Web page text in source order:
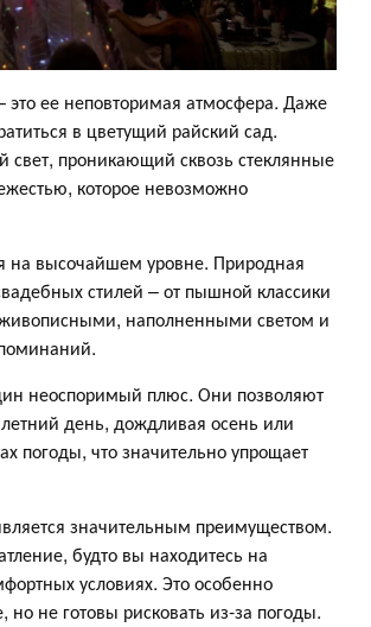
ее неповторимая атмосфера. Даже
в цветущий райский сад.
свет, проникающий сквозь стеклянные
которое невозможно
на высочайшем уровне. Природная
стилей – от пышной классики
наполненными светом и
неоспоримый плюс. Они позволяют
день, дождливая осень или
погоды, что значительно упрощает
значительным преимуществом.
будто вы находитесь на
условиях. Это особенно
не готовы рисковать из-за погоды.